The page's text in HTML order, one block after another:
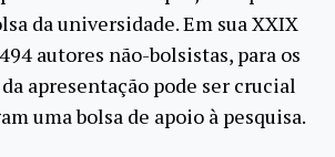
da universidade. Em sua XXIX
autores não-bolsistas, para os
apresentação pode ser crucial
uma bolsa de apoio à pesquisa.